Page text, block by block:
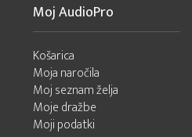
Moj AudioPro
Košarica
Moja naročila
Moj seznam želja
Moje dražbe
Moji podatki